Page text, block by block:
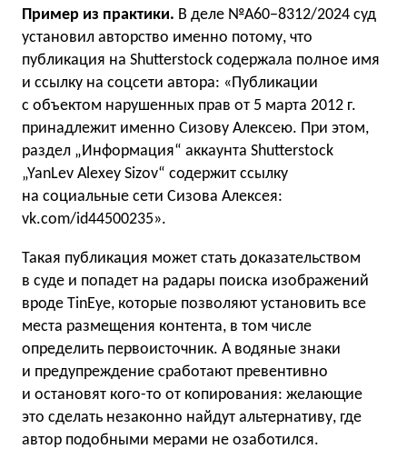
Пример из практики. В деле №А60−8312/2024 суд
установил авторство именно потому, что
публикация на Shutterstock содержала полное имя
и ссылку на соцсети автора: «Публикации
с объектом нарушенных прав от 5 марта 2012 г.
принадлежит именно Сизову Алексею. При этом,
раздел „Информация“ аккаунта Shutterstock
„YanLev Alexey Sizov“ содержит ссылку
на социальные сети Сизова Алексея:
vk.com/id44500235».
Такая публикация может стать доказательством
в суде и попадет на радары поиска изображений
вроде TinEye, которые позволяют установить все
места размещения контента, в том числе
определить первоисточник. А водяные знаки
и предупреждение сработают превентивно
и остановят кого-то от копирования: желающие
это сделать незаконно найдут альтернативу, где
автор подобными мерами не озаботился.